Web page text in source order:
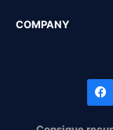
COMPANY